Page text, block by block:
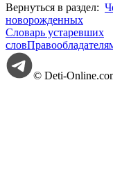
Вернуться в раздел:
новорожденных
Словарь устаревших
слов
© Deti-